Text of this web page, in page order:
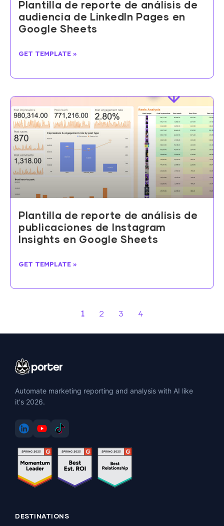
Plantilla de reporte de análisis de
audiencia de LinkedIn Pages en
Google Sheets
GET TEMPLATE »
Plantilla de reporte de análisis de
publicaciones de Instagram
Insights en Google Sheets
GET TEMPLATE »
1 2 3 4
Automate marketing reporting and analysis with AI like
it's 2026.
DESTINATIONS